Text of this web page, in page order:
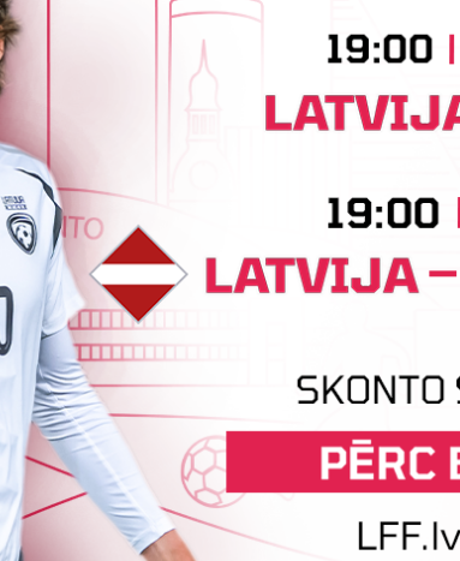
labāko spēlētāju atzīta FS "Metta" spēlētāja
Keita Zviedre. Uzvarētāja tika noskaidrota
balsojumā, kurā tika apkopotas...
06. augusts 2026.
Tehniskais sponsors